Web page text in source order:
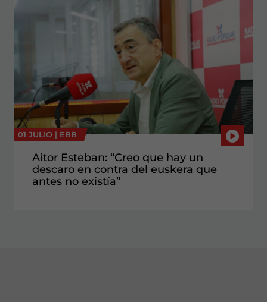
01 JULIO | EBB
Aitor Esteban: “Creo que hay un
descaro en contra del euskera que
antes no existía”